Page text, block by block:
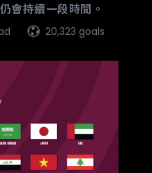
會持續一段時間。
20,323 goals